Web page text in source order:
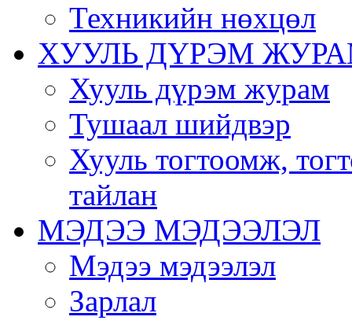
Техникийн нөхцөл
ХУУЛЬ ДҮРЭМ
Хууль дүрэм журам
Тушаал шийдвэр
Хууль тогтоомж,
тайлан
МЭДЭЭ МЭДЭЭЛЭЛ
Мэдээ мэдээлэл
Зарлал